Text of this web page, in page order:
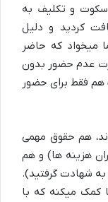
سکوت و تکلیف به
کردید و دلیل
میخواد که حاضر
عدم حضور بدون
فقط برای حضور
هم حقوق مهمی
هزینه ها) و هم
شهادت گرفتید).
کمک میکنه که با